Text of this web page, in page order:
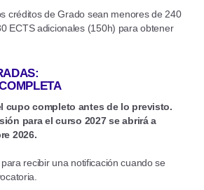
créditos de Grado sean menores de 240
ECTS adicionales (150h) para obtener
cupo completo antes de lo previsto.
para el curso 2027 se abrirá a
2026.
para recibir una notificación cuando se